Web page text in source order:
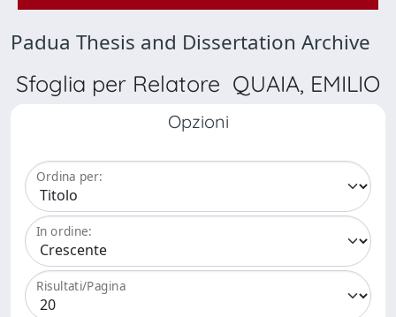
Padua Thesis and Dissertation Archive
Sfoglia per Relatore QUAIA, EMILIO
Opzioni
Ordina per:
In ordine:
Risultati/Pagina